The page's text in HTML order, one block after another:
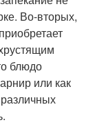
Во-вторых,
блюдо
или как